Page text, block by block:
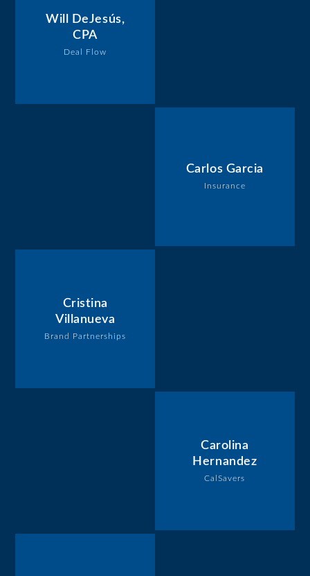
Will DeJesús,
CPA
Deal Flow
Carlos Garcia
Insurance
Cristina
Villanueva
Brand Partnerships
Carolina
Hernandez
CalSavers